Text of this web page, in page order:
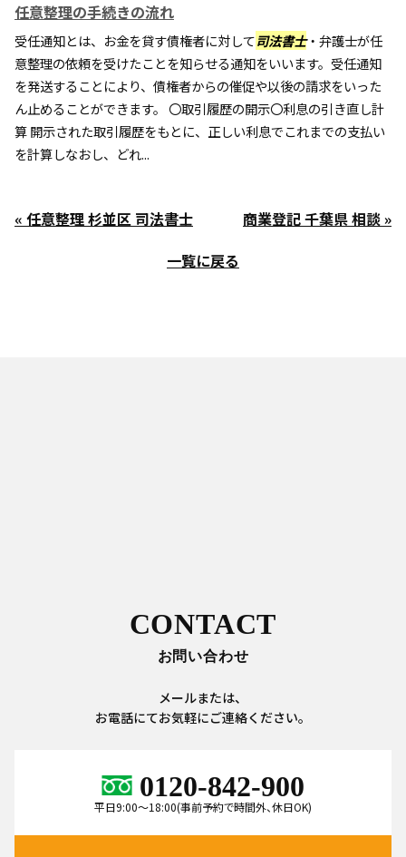
任意整理の手続きの流れ
受任通知とは、お金を貸す債権者に対して司法書士・弁護士が任
意整理の依頼を受けたことを知らせる通知をいいます。受任通知
を発送することにより、債権者からの催促や以後の請求をいった
ん止めることができます。 〇取引履歴の開示〇利息の引き直し計
算 開示された取引履歴をもとに、正しい利息でこれまでの支払い
を計算しなおし、どれ...
« 任意整理 杉並区 司法書士
商業登記 千葉県 相談 »
一覧に戻る
CONTACT
お問い合わせ
メールまたは、
お電話にてお気軽にご連絡ください。
0120-842-900
平日9:00～18:00(事前予約で時間外、休日OK)